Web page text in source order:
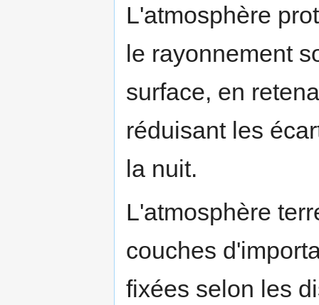
L'atmosphère
le rayonnement
surface, en
réduisant les
la nuit.
L'atmosphère
couches
fixées selon les